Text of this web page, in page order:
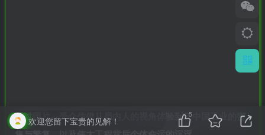
通过照片，受众仿佛从局内人的视角体验到了中国工业的密
欢迎您留下宝贵的见解！
5